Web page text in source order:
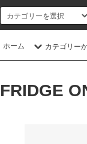
ホーム カテゴリー
FRIDGE